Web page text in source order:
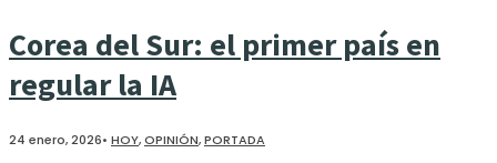
Corea del Sur: el primer país en
regular la IA
24 enero, 2026• HOY,OPINIÓN,PORTADA